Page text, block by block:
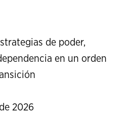
de poder,
en un orden
2026